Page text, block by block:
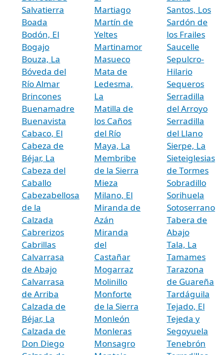
Salvatierra
Boada
Bodón, El
Bogajo
Bouza, La
Bóveda del
Río Almar
Brincones
Buenamadre
Buenavista
Cabaco, El
Cabeza de
Béjar, La
Cabeza del
Caballo
Cabezabellosa
de la
Calzada
Cabrerizos
Cabrillas
Calvarrasa
de Abajo
Calvarrasa
de Arriba
Calzada de
Béjar, La
Calzada de
Don Diego
Martiago
Martín de
Yeltes
Martinamor
Masueco
Mata de
Ledesma,
La
Matilla de
los Caños
del Río
Maya, La
Membribe
de la Sierra
Mieza
Milano, El
Miranda de
Azán
Miranda
del
Castañar
Mogarraz
Molinillo
Monforte
de la Sierra
Monleón
Monleras
Monsagro
Santos, Los
Sardón de
los Frailes
Saucelle
Sepulcro-
Hilario
Sequeros
Serradilla
del Arroyo
Serradilla
del Llano
Sierpe, La
Sieteiglesias
de Tormes
Sobradillo
Sorihuela
Sotoserrano
Tabera de
Abajo
Tala, La
Tamames
Tarazona
de Guareña
Tardáguila
Tejado, El
Tejeda y
Segoyuela
Tenebrón